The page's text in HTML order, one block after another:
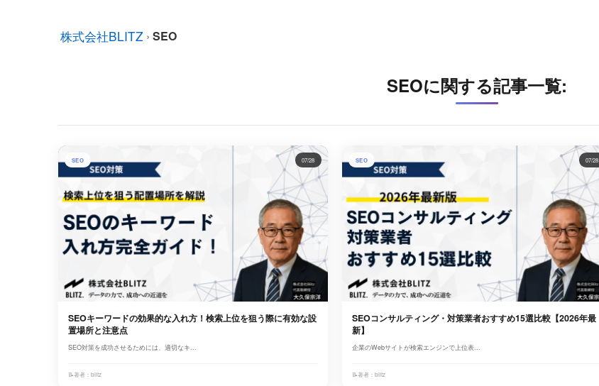
株式会社BLITZ › SEO
SEOに関する記事一覧:
SEO 07/28
SEOキーワードの効果的な入れ方！検索上位を狙う際に有効な設
置場所と注意点
SEO対策を成功させるためには、適切なキ...
📝著者：blitz
SEO 07/28
SEOコンサルティング・対策業者おすすめ15選比較【2026年最
新】
企業のWebサイトが検索エンジンで上位表...
📝著者：blitz